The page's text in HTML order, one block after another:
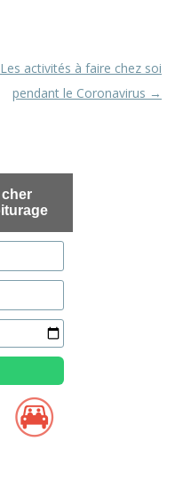
Les activités à faire chez soi
pendant le Coronavirus →